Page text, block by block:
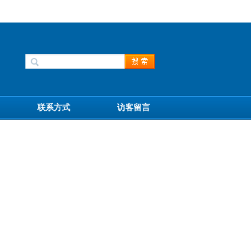
联系方式 访客留言